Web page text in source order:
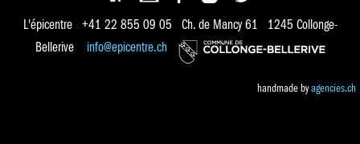
L'épicentre +41 22 855 09 05 Ch. de Mancy 61 1245 Collonge-
Bellerive info@epicentre.ch
handmade byagencies.ch